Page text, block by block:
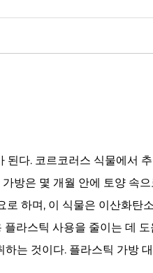
다. 코르코러스 식물에서
방은 몇 개월 안에 토양 속
하며, 이 식물은 이산화탄
라스틱 사용을 줄이는 데
는 것이다. 플라스틱 가방